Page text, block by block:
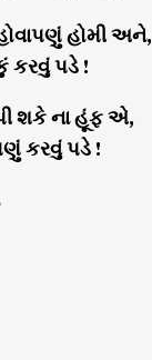
હોમી અને,
કરવું પડે !
શકે ના હૂંફ એ,
કરવું પડે !